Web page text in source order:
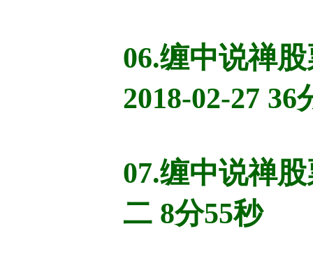
06.缠中说禅
2018-02-27 36
07.缠中说禅
二 8分55秒